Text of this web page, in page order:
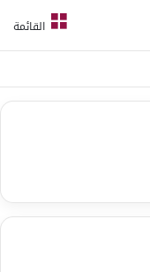
القائمة